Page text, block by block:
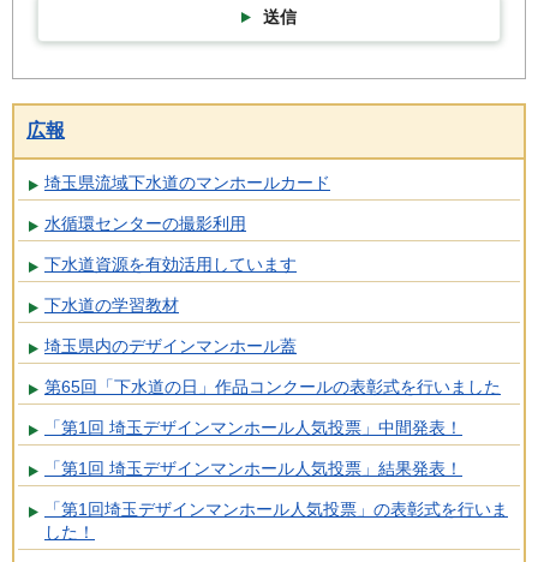
送信
広報
埼玉県流域下水道のマンホールカード
水循環センターの撮影利用
下水道資源を有効活用しています
下水道の学習教材
埼玉県内のデザインマンホール蓋
第65回「下水道の日」作品コンクールの表彰式を行いました
「第1回 埼玉デザインマンホール人気投票」中間発表！
「第1回 埼玉デザインマンホール人気投票」結果発表！
「第1回埼玉デザインマンホール人気投票」の表彰式を行いま
した！